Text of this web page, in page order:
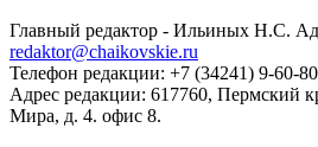
Главный редактор - Ильиных Н.С.
redaktor@chaikovskie.ru
Телефон редакции: +7 (34241) 9-60-
Адрес редакции: 617760, Пермский
Мира, д. 4. офис 8.